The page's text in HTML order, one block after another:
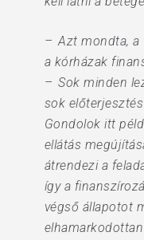
– Azt mondta, a
a kórházak
– Sok minden
sok
Gondolok itt
ellátás
átrendezi a
így a
végső állapotot